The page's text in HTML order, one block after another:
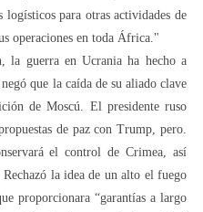
logísticos para otras actividades de
operaciones en toda África."
la guerra en Ucrania ha hecho a
que la caída de su aliado clave
de Moscú. El presidente ruso
de paz con Trump, pero.
el control de Crimea, así
la idea de un alto el fuego
proporcionara “garantías a largo